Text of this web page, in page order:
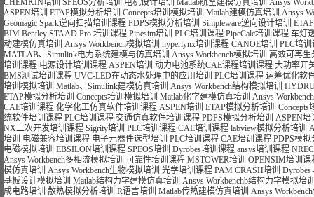
CHEMKIN培训 SPEOS分析培训 电机设计培训 Matlab航空建模仿真培训 Ansys
ASPEN培训 ETAP模拟分析培训 Concepts培训模拟培训 Matlab建模仿真培训 Ansys
Geomagic Spark逆向扫描培训课程 PDPS模拟分析培训 Simpleware逆向设计培训
BIM Bentley STAAD Pro 培训课程 Pipesim培训 PLC培训课程 PipeCalc培训课程 车灯
动建模仿真培训 Ansys Workbench模拟培训 hyperlynx培训课程 CANOE培训 PLC培训
MATLAB、Simulink电力系统建模与仿真培训 Ansys Workbench模拟培训 高效可再生
培训课程 电源设计培训课程 ASPEN培训 动力电池系统CAE课程培训课程 大功率开
BMS测试培训课程 UVC-LED在动态水处理中的应用培训 PLC培训课程 运筹优化软
培训模拟培训 Matlab、Simulink建模仿真培训 Ansys Workbench结构模拟培训
ETAP模拟分析培训 Concepts培训模拟培训 Matlab化学建模仿真培训 Ansys
CAE培训课程 化学化工仿真软件培训课程 ASPEN培训 ETAP模拟分析培训 Concepts
统软件培训课程 PLC培训课程 交通仿真软件培训课程 PDPS模拟分析培训 ASPEN培
NX二次开发培训课程 Sigrity培训 PLC培训课程 CAE培训课程 labview模拟分析培训
培训 电磁兼容培训课程 电子元器件选型培训 PLC培训课程 CAE培训课程 PDPS模
电磁模拟培训 EBSILON培训课程 SPEOS培训 Dyrobes培训课程 ansys培训课程
Ansys Workbench多相流模拟培训 可靠性培训课程 MSTOWER培训 OPENSIM培训课
模仿真培训 Ansys Workbench生物模拟培训 光学培训课程 PAM CRASH培训
基板设计模拟培训 Matlab结构力学建模仿真培训 Ansys Workbenchb结构力学模拟培
成电路培训 散热模拟分析培训 R语言培训 Matlab传热建模仿真培训 Ansys